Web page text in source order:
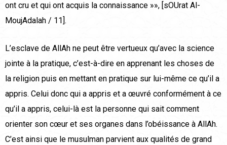
ont cru et qui ont acquis la connaissance »», [sOUrat Al-
MoujAdalah / 11].
L’esclave de AllAh ne peut être vertueux qu’avec la science
jointe à la pratique, c’est-à-dire en apprenant les choses de
la religion puis en mettant en pratique sur lui-même ce qu’il a
appris. Celui donc qui a appris et a œuvré conformément à ce
qu’il a appris, celui-là est la personne qui sait comment
orienter son cœur et ses organes dans l’obéissance à AllAh.
C’est ainsi que le musulman parvient aux qualités de grand